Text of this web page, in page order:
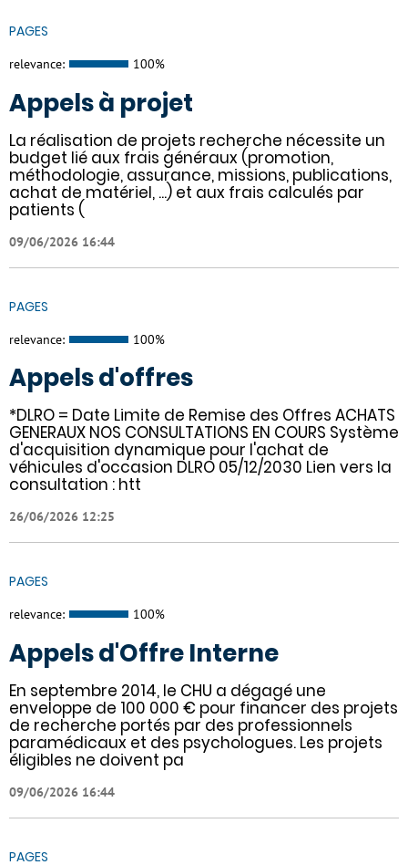
PAGES
relevance: 100%
Appels à projet
La réalisation de projets recherche nécessite un
budget lié aux frais généraux (promotion,
méthodologie, assurance, missions, publications,
achat de matériel, ...) et aux frais calculés par
patients (
09/06/2026 16:44
PAGES
relevance: 100%
Appels d'offres
*DLRO = Date Limite de Remise des Offres ACHATS
GENERAUX NOS CONSULTATIONS EN COURS Système
d'acquisition dynamique pour l'achat de
véhicules d'occasion DLRO 05/12/2030 Lien vers la
consultation : htt
26/06/2026 12:25
PAGES
relevance: 100%
Appels d'Offre Interne
En septembre 2014, le CHU a dégagé une
enveloppe de 100 000 € pour financer des projets
de recherche portés par des professionnels
paramédicaux et des psychologues. Les projets
éligibles ne doivent pa
09/06/2026 16:44
PAGES